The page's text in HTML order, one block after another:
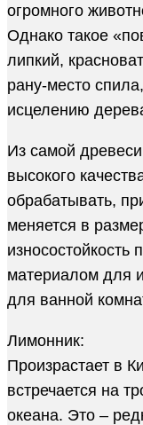
огромного
Однако такое
липкий,
рану-место
исцелению
Из самой
высокого
обрабатывать,
меняется в
износостойкость
материалом для
для ванной
Лимонник:
Произрастает в
встречается на
океана. Это –